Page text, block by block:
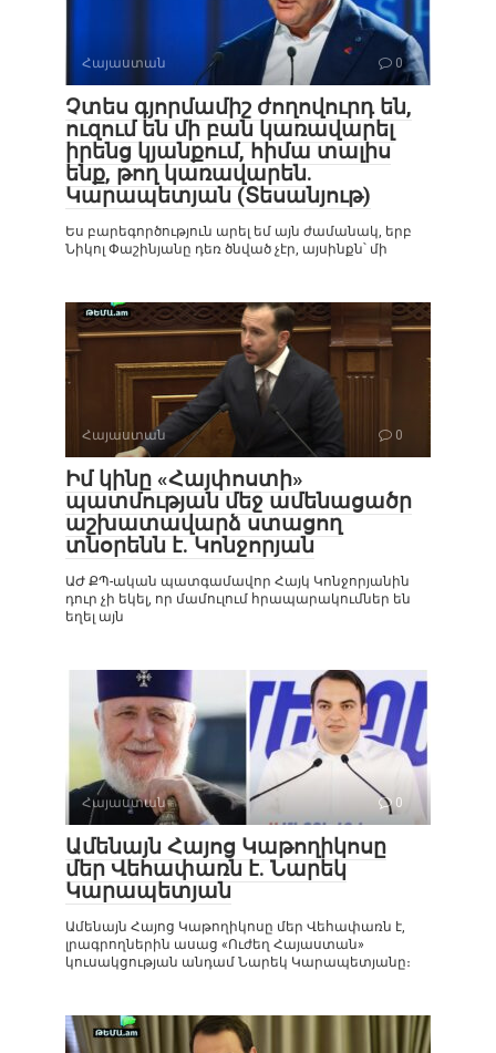
Հայաստան 0
Չտես գյորմամիշ ժողովուրդ են,
ուզում են մի բան կառավարել
իրենց կյանքում, հիմա տալիս
ենք, թող կառավարեն.
Կարապետյան (Տեսանյութ)
Ես բարեգործություն արել եմ այն ժամանակ, երբ
Նիկոլ Փաշինյանը դեռ ծնված չէր, այսինքն՝ մի
Հայաստան 0
Իմ կինը «Հայփոստի»
պատմության մեջ ամենացածր
աշխատավարձ ստացող
տնօրենն է. Կոնջորյան
ԱԺ ՔՊ-ական պատգամավոր Հայկ Կոնջորյանին
դուր չի եկել, որ մամուլում հրապարակումներ են
եղել այն
Հայաստան 0
Ամենայն Հայոց Կաթողիկոսը
մեր Վեհափառն է. Նարեկ
Կարապետյան
Ամենայն Հայոց Կաթողիկոսը մեր Վեհափառն է,
լրագրողներին ասաց «Ուժեղ Հայաստան»
կուսակցության անդամ Նարեկ Կարապետյանը։